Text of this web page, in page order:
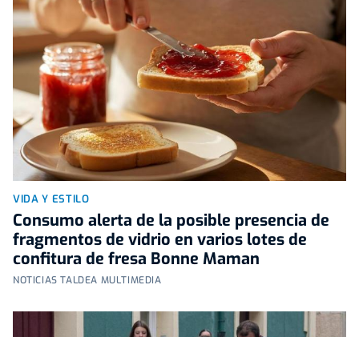
VIDA Y ESTILO
Consumo alerta de la posible presencia de
fragmentos de vidrio en varios lotes de
confitura de fresa Bonne Maman
NOTICIAS TALDEA MULTIMEDIA